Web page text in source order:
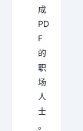
成
PD
F
的
职
场
人
士
。